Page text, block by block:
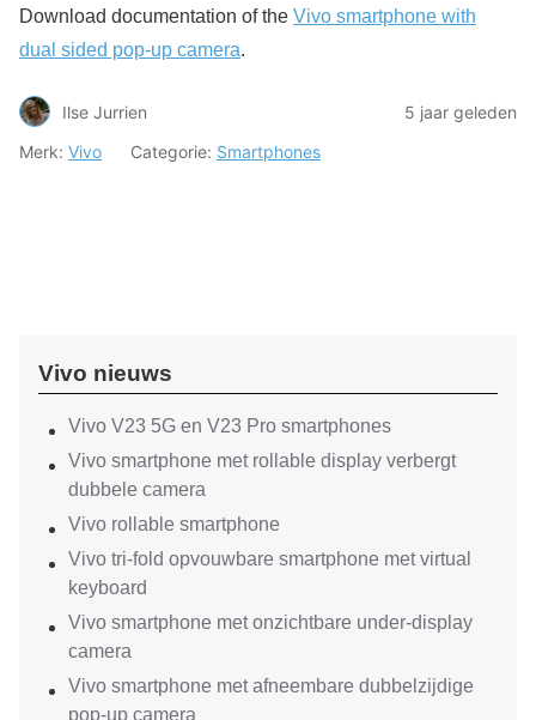
Download documentation of the Vivo smartphone with
dual sided pop-up camera.
Ilse Jurrien
5 jaar geleden
Merk: Vivo Categorie: Smartphones
Vivo nieuws
Vivo V23 5G en V23 Pro smartphones
Vivo smartphone met rollable display verbergt
dubbele camera
Vivo rollable smartphone
Vivo tri-fold opvouwbare smartphone met virtual
keyboard
Vivo smartphone met onzichtbare under-display
camera
Vivo smartphone met afneembare dubbelzijdige
pop-up camera